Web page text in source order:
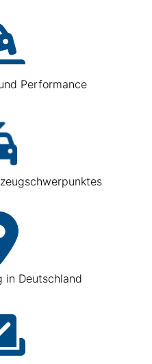
Performance
in Deutschland